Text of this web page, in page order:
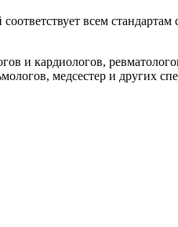
всем
и кардиологов,
медсестер и других